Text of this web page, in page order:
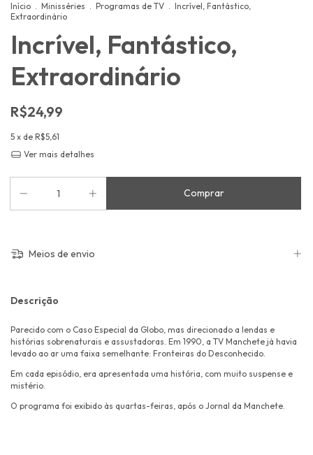
Início . Minisséries . Programas de TV . Incrível, Fantástico,
Extraordinário
Incrível, Fantástico,
Extraordinário
R$24,99
5 x de R$5,61
Ver mais detalhes
Meios de envio
Descrição
Parecido com o Caso Especial da Globo, mas direcionado a lendas e
histórias sobrenaturais e assustadoras. Em 1990, a TV Manchete já havia
levado ao ar uma faixa semelhante: Fronteiras do Desconhecido.
Em cada episódio, era apresentada uma história, com muito suspense e
mistério.
O programa foi exibido às quartas-feiras, após o Jornal da Manchete.